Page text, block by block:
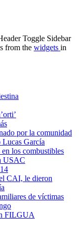
Toggle Sidebar
from the widgets in
por la comunidad
García
los combustibles
USAC
CAI, le dieron
de víctimas
FILGUA